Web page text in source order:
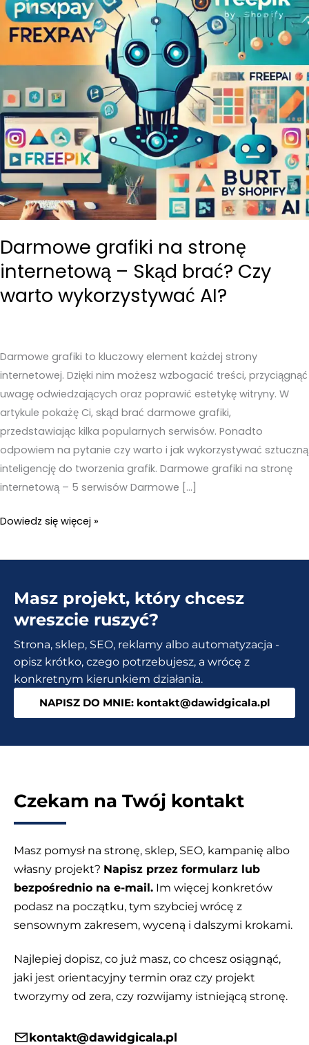
Darmowe grafiki na stronę
internetową – Skąd brać? Czy
warto wykorzystywać AI?
Darmowe grafiki to kluczowy element każdej strony
internetowej. Dzięki nim możesz wzbogacić treści, przyciągnąć
uwagę odwiedzających oraz poprawić estetykę witryny. W
artykule pokażę Ci, skąd brać darmowe grafiki,
przedstawiając kilka popularnych serwisów. Ponadto
odpowiem na pytanie czy warto i jak wykorzystywać sztuczną
inteligencję do tworzenia grafik. Darmowe grafiki na stronę
internetową – 5 serwisów Darmowe […]
Darmowe
na
internetową
brać?
Czy
warto
wykorzystywać
Dowiedz się więcej »
Masz projekt, który chcesz
wreszcie ruszyć?
Strona, sklep, SEO, reklamy albo automatyzacja -
opisz krótko, czego potrzebujesz, a wrócę z
konkretnym kierunkiem działania.
NAPISZ DO MNIE: kontakt@dawidgicala.pl
Czekam na Twój kontakt
Masz pomysł na stronę, sklep, SEO, kampanię albo
własny projekt? Napisz przez formularz lub
bezpośrednio na e-mail. Im więcej konkretów
podasz na początku, tym szybciej wrócę z
sensownym zakresem, wyceną i dalszymi krokami.
Najlepiej dopisz, co już masz, co chcesz osiągnąć,
jaki jest orientacyjny termin oraz czy projekt
tworzymy od zera, czy rozwijamy istniejącą stronę.
kontakt@dawidgicala.pl